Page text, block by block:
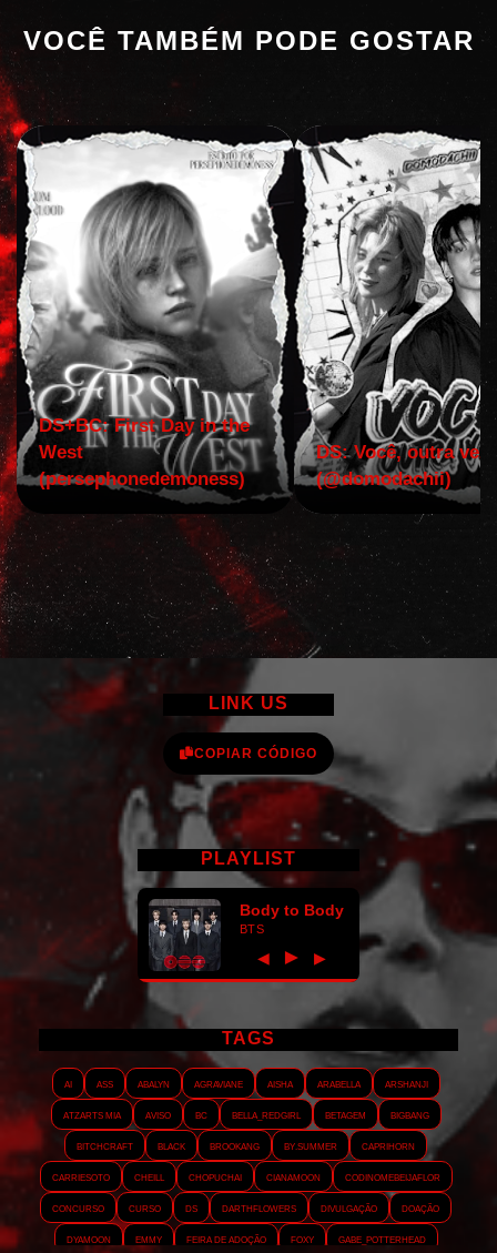
VOCÊ TAMBÉM PODE GOSTAR
DS+BC: First Day in the
West
(persephonedemoness)
DS: Você, outra vez!
(@domodachii)
LINK US
COPIAR CÓDIGO
PLAYLIST
Body to Body
BTS
◀ ► ▶
TAGS
AI ASS Abalyn Agraviane Aisha Arabella
Arshanji
Atzarts Mia
Aviso BC Bella_RedGirl Betagem
Bigbang
Bitchcraft
Black Brookang By.summer
Caprihorn
Carriesoto
Cheill Chopuchai Cianamoon
Codinomebeijaflor
Concurso
Curso DS Darthflowers Divulgação
Doação
Dyamoon
Emmy Feira de adoção Foxy Gabe_Potterhead